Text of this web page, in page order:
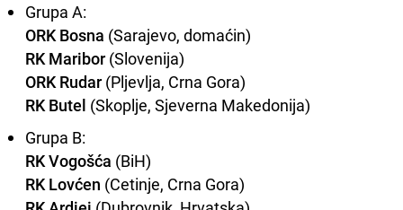
Grupa A:
ORK Bosna (Sarajevo, domaćin)
RK Maribor (Slovenija)
ORK Rudar (Pljevlja, Crna Gora)
RK Butel (Skoplje, Sjeverna Makedonija)
Grupa B:
RK Vogošća (BiH)
RK Lovćen (Cetinje, Crna Gora)